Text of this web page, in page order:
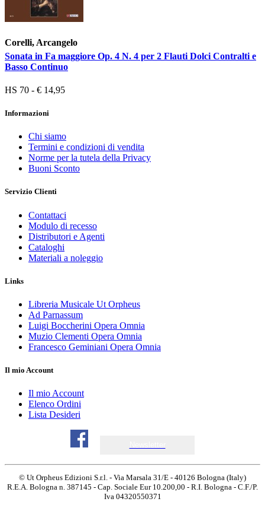
Corelli, Arcangelo
Sonata in Fa maggiore Op. 4 N. 4 per 2 Flauti Dolci Contralti e
Basso Continuo
HS 70 - € 14,95
Informazioni
Chi siamo
Termini e condizioni di vendita
Norme per la tutela della Privacy
Buoni Sconto
Servizio Clienti
Contattaci
Modulo di recesso
Distributori e Agenti
Cataloghi
Materiali a noleggio
Links
Libreria Musicale Ut Orpheus
Ad Parnassum
Luigi Boccherini Opera Omnia
Muzio Clementi Opera Omnia
Francesco Geminiani Opera Omnia
Il mio Account
Il mio Account
Elenco Ordini
Lista Desideri
© Ut Orpheus Edizioni S.r.l. - Via Marsala 31/E - 40126 Bologna (Italy)
R.E.A. Bologna n. 387145 - Cap. Sociale Eur 10.200,00 - R.I. Bologna - C.F./P.
Iva 04320550371